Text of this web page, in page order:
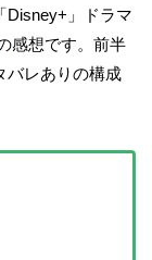
」ドラマ
感想です。前半
バレありの構成